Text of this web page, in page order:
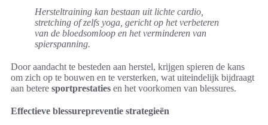
Hersteltraining kan bestaan uit lichte cardio,
stretching of zelfs yoga, gericht op het verbeteren
van de bloedsomloop en het verminderen van
spierspanning.
Door aandacht te besteden aan herstel, krijgen spieren de kans
om zich op te bouwen en te versterken, wat uiteindelijk bijdraagt
aan betere sportprestaties en het voorkomen van blessures.
Effectieve blessurepreventie strategieën